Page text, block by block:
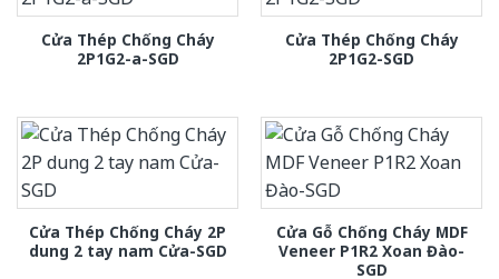
Cửa Thép Chống Cháy
2P1G2-a-SGD
Cửa Thép Chống Cháy
2P1G2-SGD
Cửa Thép Chống Cháy 2P
dung 2 tay nam Cửa-SGD
Cửa Gỗ Chống Cháy MDF
Veneer P1R2 Xoan Đào-
SGD